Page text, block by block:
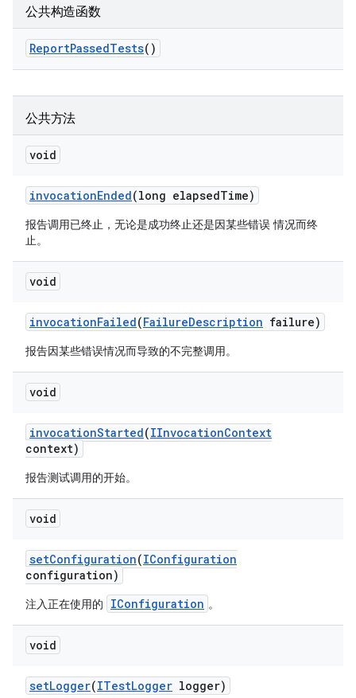
公共构造函数
ReportPassedTests()
公共方法
void
invocationEnded(long elapsedTime)
报告调用已终止，无论是成功终止还是因某些错误 情况而终
止。
void
invocationFailed(FailureDescription failure)
报告因某些错误情况而导致的不完整调用。
void
invocationStarted(IInvocationContext
context)
报告测试调用的开始。
void
setConfiguration(IConfiguration
configuration)
注入正在使用的 IConfiguration 。
void
setLogger(ITestLogger logger)